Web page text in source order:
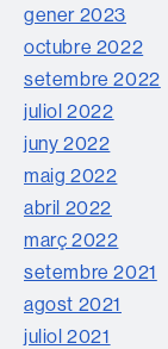
gener 2023
octubre 2022
setembre 2022
juliol 2022
juny 2022
maig 2022
abril 2022
març 2022
setembre 2021
agost 2021
juliol 2021